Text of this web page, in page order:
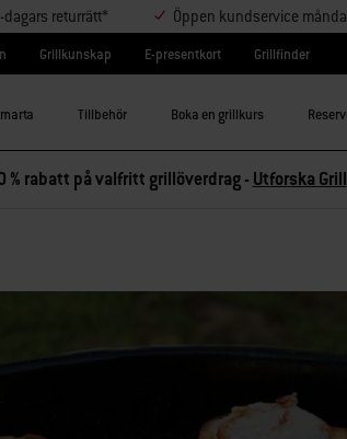
dagars returrätt* Öppen kundservice
Grillkunskap E-presentkort Grillfinder
Tillbehör Boka en grillkurs
% rabatt på valfritt grillöverdrag - Utforska Grill